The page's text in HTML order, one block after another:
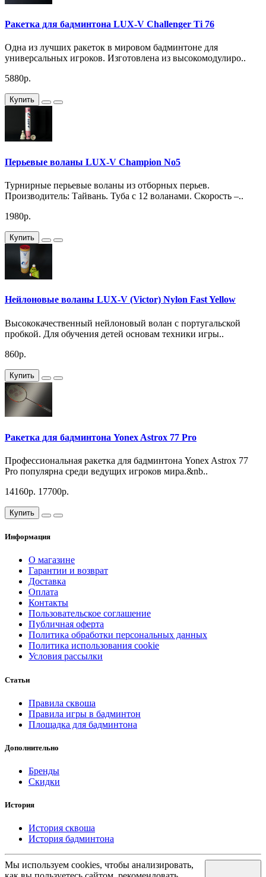
Ракетка для бадминтона LUX-V Challenger Ti 76
Одна из лучших ракеток в мировом бадминтоне для
универсальных игроков. Изготовлена из высокомодулиро..
5880р.
Купить
Перьевые воланы LUX-V Champion Nо5
Турнирные перьевые воланы из отборных перьев.
Производитель: Тайвань. Туба с 12 воланами. Скорость –..
1980р.
Купить
Нейлоновые воланы LUX-V (Victor) Nylon Fast Yellow
Высококачественный нейлоновый волан с португальской
пробкой. Для обучения детей основам техники игры..
860р.
Купить
Ракетка для бадминтона Yonex Astrox 77 Pro
Профессиональная ракетка для бадминтона Yonex Astrox 77
Pro популярна среди ведущих игроков мира.&nb..
14160р. 17700р.
Купить
Информация
О магазине
Гарантии и возврат
Доставка
Оплата
Контакты
Пользовательское соглашение
Публичная оферта
Политика обработки персональных данных
Политика использования cookie
Условия рассылки
Статьи
Правила сквоша
Правила игры в бадминтон
Площадка для бадминтона
Дополнительно
Бренды
Скидки
История
История сквоша
История бадминтона
Мы используем cookies, чтобы анализировать,